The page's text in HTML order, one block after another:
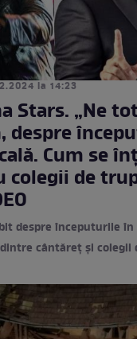
la 14:23
Stars. „Ne
despre
Cum se
colegii de
despre începuturile
cântăreț și colegii